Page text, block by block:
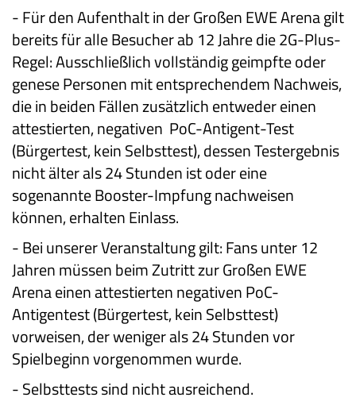
-Für den Aufenthalt in der Großen EWE Arena gilt
bereits für alle Besucher ab 12 Jahre die 2G-Plus-
Regel: Ausschließlich vollständig geimpfte oder
genese Personen mit entsprechendem Nachweis,
die in beiden Fällen zusätzlich entweder einen
attestierten, negativen PoC-Antigent-Test
(Bürgertest, kein Selbsttest), dessen Testergebnis
nicht älter als 24 Stunden ist oder eine
sogenannte Booster-Impfung nachweisen
können, erhalten Einlass.
-Bei unserer Veranstaltung gilt: Fans unter 12
Jahren müssen beim Zutritt zur Großen EWE
Arena einen attestierten negativen PoC-
Antigentest (Bürgertest, kein Selbsttest)
vorweisen, der weniger als 24 Stunden vor
Spielbeginn vorgenommen wurde.
-Selbsttests sind nicht ausreichend.